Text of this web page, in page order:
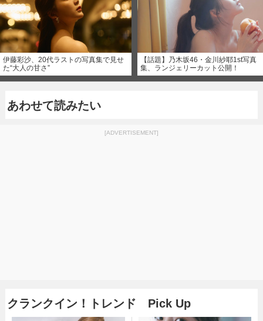
伊藤彩沙、20代ラストの写真集で見せ
た“大人の甘さ”
【話題】乃木坂46・金川紗耶1st写真
集、ランジェリーカット公開！
あわせて読みたい
[ADVERTISEMENT]
クランクイン！トレンド Pick Up